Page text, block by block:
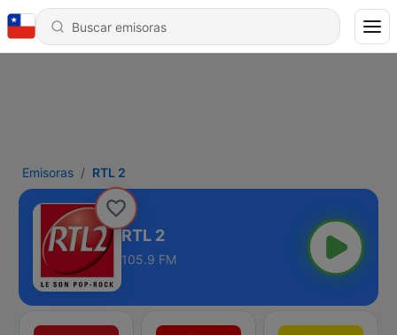
Emisoras RTL 2
RTL 2
105.9 FM